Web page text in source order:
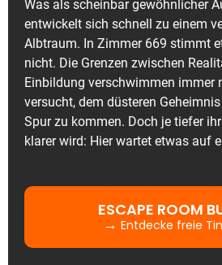
Was als scheinbar gewöhnlicher
entwickelt sich schnell zu einem
Albtraum. In Zimmer 669 stimmt
nicht. Die Grenzen zwischen
Einbildung verschwimmen immer
versucht, dem düsteren
Spur zu kommen. Doch je tiefer
klarer wird: Hier wartet etwas auf
ESCAPE ROOM
→ Entdecke freie